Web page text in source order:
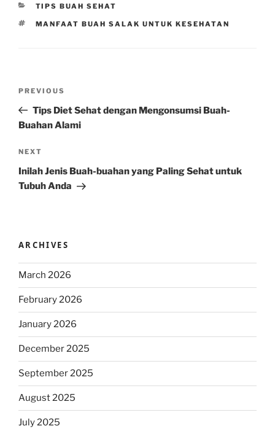
CATEGORIES
TIPS BUAH SEHAT
TAGS
MANFAAT BUAH SALAK UNTUK KESEHATAN
Previous
Post
PREVIOUS
Tips Diet Sehat dengan Mengonsumsi Buah-
Buahan Alami
Next
Post
NEXT
Inilah Jenis Buah-buahan yang Paling Sehat untuk
Tubuh Anda
ARCHIVES
March 2026
February 2026
January 2026
December 2025
September 2025
August 2025
July 2025